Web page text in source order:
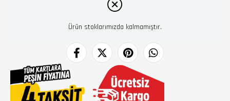
Ürün stoklarımızda kalmamıştır.